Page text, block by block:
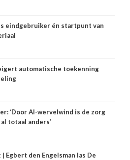
eindgebruiker én startpunt van
automatische toekenning
‘Door AI-wervelwind is de zorg
totaal anders’
Egbert den Engelsman las De